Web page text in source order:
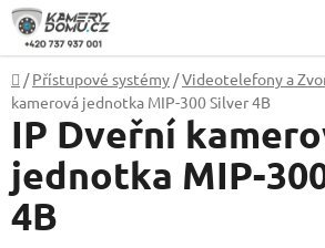
Přejít
obsah
Domů
/ Přístupové systémy /Videotelefony a
kamerová jednotka MIP-300 Silver 4B
IP Dveřní
jednotka MIP-
4B